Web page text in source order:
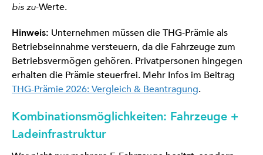
bis zu-Werte.
Hinweis: Unternehmen müssen die THG-Prämie als
Betriebseinnahme versteuern, da die Fahrzeuge zum
Betriebsvermögen gehören. Privatpersonen hingegen
erhalten die Prämie steuerfrei. Mehr Infos im Beitrag
THG-Prämie 2026: Vergleich & Beantragung.
Kombinationsmöglichkeiten: Fahrzeuge +
Ladeinfrastruktur